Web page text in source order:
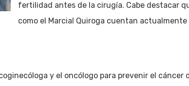
fertilidad antes de la cirugía. Cabe destacar
como el Marcial Quiroga cuentan
y el oncólogo para prevenir el cáncer